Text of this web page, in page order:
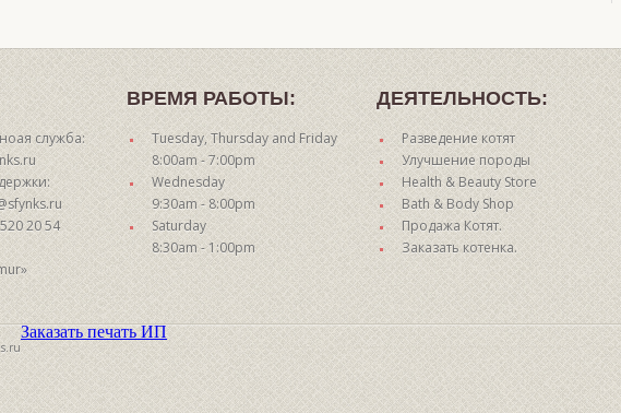
служба:
20 54
ВРЕМЯ РАБОТЫ:
Tuesday, Thursday and Friday
8:00am - 7:00pm
Wednesday
9:30am - 8:00pm
Saturday
8:30am - 1:00pm
ДЕЯТЕЛЬНОСТЬ:
Разведение котят
Улучшение породы
Health & Beauty Store
Bath & Body Shop
Продажа Котят.
Заказать котенка.
Заказать печать ИП